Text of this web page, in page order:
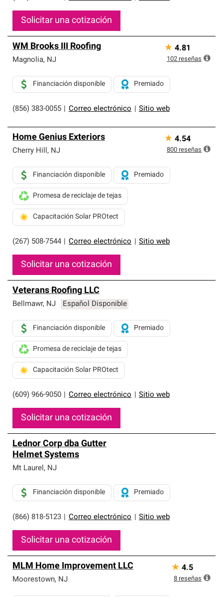
Solicitar una cotización
WM Brooks III Roofing
Magnolia, NJ
(856) 383-0055 Correo electrónico Sitio web
Financiación disponible Premiado
★ 4.81
102 reseñas
Home Genius Exteriors
Cherry Hill, NJ
(267) 508-7544 Correo electrónico Sitio web
Financiación disponible Premiado
Promesa de reciclaje de tejas
Capacitación Solar PROtect
Solicitar una cotización
★ 4.54
800 reseñas
Veterans Roofing LLC
Bellmawr, NJ Español Disponible
(609) 966-9050 Correo electrónico Sitio web
Financiación disponible Premiado
Promesa de reciclaje de tejas
Capacitación Solar PROtect
Solicitar una cotización
Lednor Corp dba Gutter
Helmet Systems
Mt Laurel, NJ
(866) 818-5123 Correo electrónico Sitio web
Financiación disponible Premiado
Solicitar una cotización
MLM Home Improvement LLC
Moorestown, NJ
★ 4.5
8 reseñas